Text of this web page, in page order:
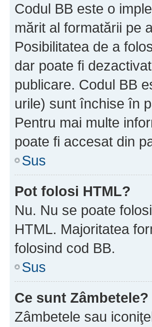
Codul BB este o
mărit al formatării pe
Posibilitatea de a
dar poate fi
publicare. Codul BB
urile) sunt închise în
Pentru mai multe
poate fi accesat din
Sus
Pot folosi HTML?
Nu. Nu se poate
HTML. Majoritatea
folosind cod BB.
Sus
Ce sunt Zâmbetele?
Zâmbetele sau